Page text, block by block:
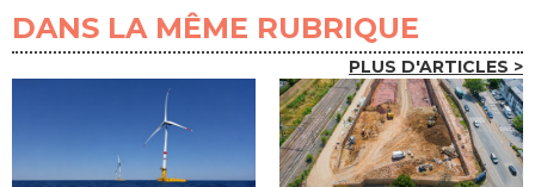
DANS LA MÊME RUBRIQUE
PLUS D'ARTICLES >